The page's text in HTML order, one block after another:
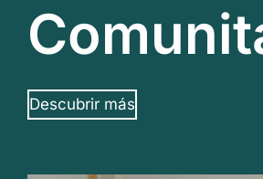
Descubrir más